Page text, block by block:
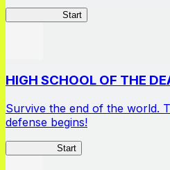
Start
HIGH SCHOOL OF THE
Survive the end of the world.
defense begins!
Start